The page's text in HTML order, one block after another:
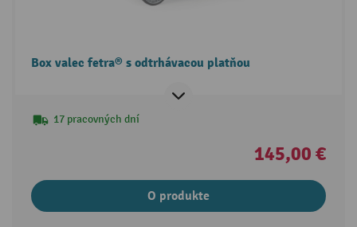
Box valec fetra® s odtrhávacou platňou
17 pracovných dní
145,00 €
O produkte